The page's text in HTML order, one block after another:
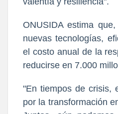
ONUSIDA estima
nuevas tecnologías,
el costo anual de la
reducirse en 7.000
"En tiempos de crisis,
por la transformación